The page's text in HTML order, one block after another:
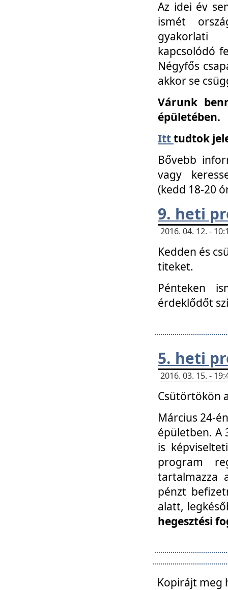
Az idei év
ismét
gyakorlati
kapcsolódó
Négyfős
akkor se
Várunk
épületében.
Itttudtok
Bővebb
vagy
(kedd 18-20
9. heti
2016. 04. 12. -
Kedden és
titeket.
Pénteken
érdeklődőt
5. heti
2016. 03. 15. -
Csütörtökön
Március 24-
épületben. A
is
program
tartalmazza
pénzt
alatt,
hegesztési
Kopirájt meg